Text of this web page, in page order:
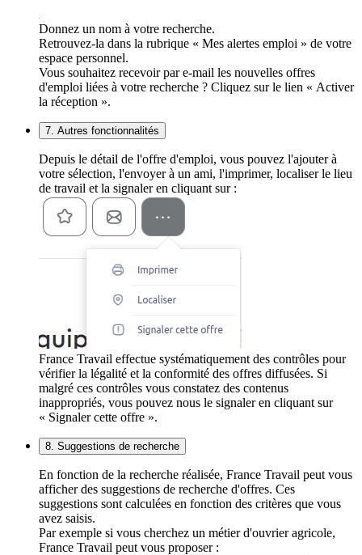
Donnez un nom à votre recherche.
Retrouvez-la dans la rubrique « Mes alertes emploi » de votre
espace personnel.
Vous souhaitez recevoir par e-mail les nouvelles offres
d'emploi liées à votre recherche ? Cliquez sur le lien « Activer
la réception ».
7. Autres fonctionnalités
Depuis le détail de l'offre d'emploi, vous pouvez l'ajouter à
votre sélection, l'envoyer à un ami, l'imprimer, localiser le lieu
de travail et la signaler en cliquant sur :
France Travail effectue systématiquement des contrôles pour
vérifier la légalité et la conformité des offres diffusées. Si
malgré ces contrôles vous constatez des contenus
inappropriés, vous pouvez nous le signaler en cliquant sur
« Signaler cette offre ».
8. Suggestions de recherche
En fonction de la recherche réalisée, France Travail peut vous
afficher des suggestions de recherche d'offres. Ces
suggestions sont calculées en fonction des critères que vous
avez saisis.
Par exemple si vous cherchez un métier d'ouvrier agricole,
France Travail peut vous proposer :